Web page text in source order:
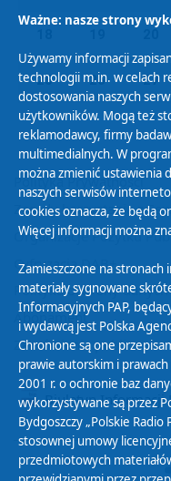
25 26 27
Polityka Prywatności
Zasady korzystania z
Organizacje Pożytku
Cyfryzacja DAB+
Polityka ochrony
Abonament
Zamówienia publiczne
Biuletyn Informacji
Ważne: nasze strony
Używamy informacji
technologii m.in. w celach
dostosowania naszych
użytkowników. Mogą też
reklamodawcy, firmy
multimedialnych. W
można zmienić ustawienia
naszych serwisów
cookies oznacza, że będą
Więcej informacji można
Zamieszczone na
materiały sygnowane
Informacyjnych PAP,
i wydawcą jest Polska
Chronione są one
prawie autorskim i
2001 r. o ochronie baz
wykorzystywane są przez
Bydgoszczy „Polskie Radio
stosownej umowy
przedmiotowych